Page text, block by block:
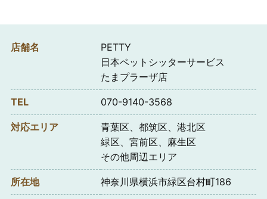
店舗名
PETTY
日本ペットシッターサービス
たまプラーザ店
TEL 070-9140-3568
対応エリア
青葉区、都筑区、港北区
緑区、宮前区、麻生区
その他周辺エリア
所在地 神奈川県横浜市緑区台村町186